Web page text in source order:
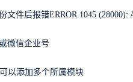
微信企业号
以添加多个所属模块